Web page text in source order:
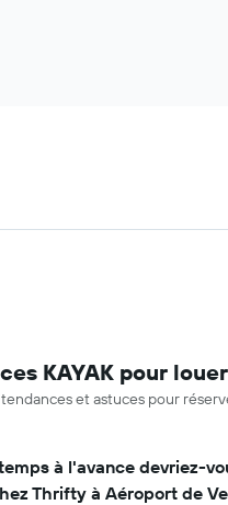
KAYAK pour
et astuces pour
à l'avance devriez-
Thrifty à Aéroport de